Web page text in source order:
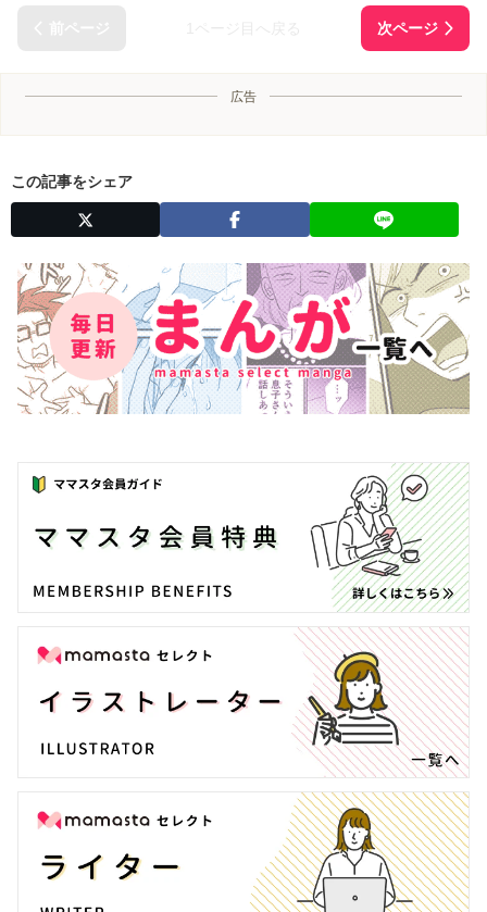
広告
この記事をシェア